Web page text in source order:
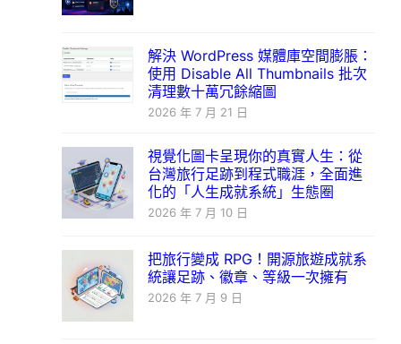
解決 WordPress 媒體庫空間膨脹：
使用 Disable All Thumbnails 批次
清理數十萬冗餘縮圖
2026 年 7 月 21 日
視覺化圖卡呈現你的真實人生：從
台灣旅行足跡到程式職涯，全面進
化的「人生成就系統」生態圈
2026 年 7 月 10 日
把旅行變成 RPG！開源旅遊成就系
統讓足跡、徽章、等級一次擁有
2026 年 7 月 9 日